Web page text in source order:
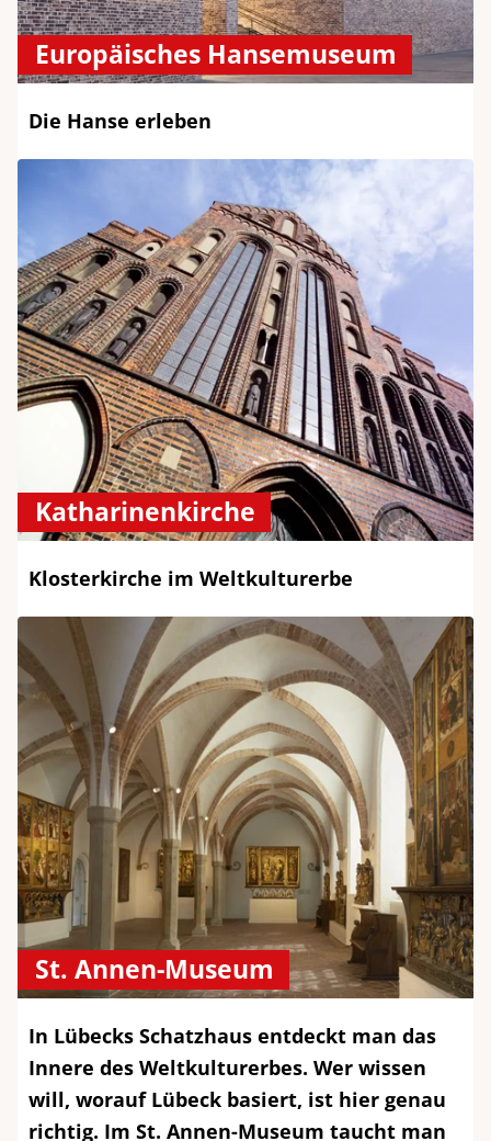
Europäisches Hansemuseum
Die Hanse erleben
Katharinenkirche
Klosterkirche im Weltkulturerbe
St. Annen-Museum
In Lübecks Schatzhaus entdeckt man das
Innere des Weltkulturerbes. Wer wissen
will, worauf Lübeck basiert, ist hier genau
richtig. Im St. Annen-Museum taucht man